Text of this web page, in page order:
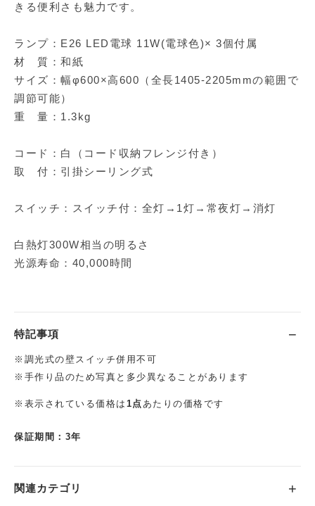
きる便利さも魅力です。
ランプ：E26 LED電球 11W(電球色)× 3個付属
材 質：和紙
サイズ：幅φ600×高600（全長1405-2205mmの範囲で
調節可能）
重 量：1.3kg
コード：白（コード収納フレンジ付き）
取 付：引掛シーリング式
スイッチ：スイッチ付：全灯→1灯→常夜灯→消灯
白熱灯300W相当の明るさ
光源寿命：40,000時間
特記事項
※調光式の壁スイッチ併用不可
※手作り品のため写真と多少異なることがあります
※表示されている価格は 1点あたりの価格です
保証期間：3年
関連カテゴリ